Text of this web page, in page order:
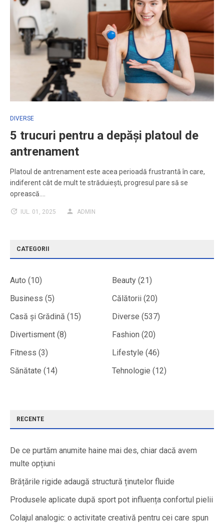
DIVERSE
5 trucuri pentru a depăși platoul de
antrenament
Platoul de antrenament este acea perioadă frustrantă în care,
indiferent cât de mult te străduiești, progresul pare să se
oprească.…
IUL. 01, 2025 ADMIN
CATEGORII
Auto (10) Beauty (21)
Business (5) Călătorii (20)
Casă și Grădină (15) Diverse (537)
Divertisment (8) Fashion (20)
Fitness (3) Lifestyle (46)
Sănătate (14) Tehnologie (12)
RECENTE
De ce purtăm anumite haine mai des, chiar dacă avem
multe opțiuni
Brățările rigide adaugă structură ținutelor fluide
Produsele aplicate după sport pot influența confortul pielii
Colajul analogic: o activitate creativă pentru cei care spun